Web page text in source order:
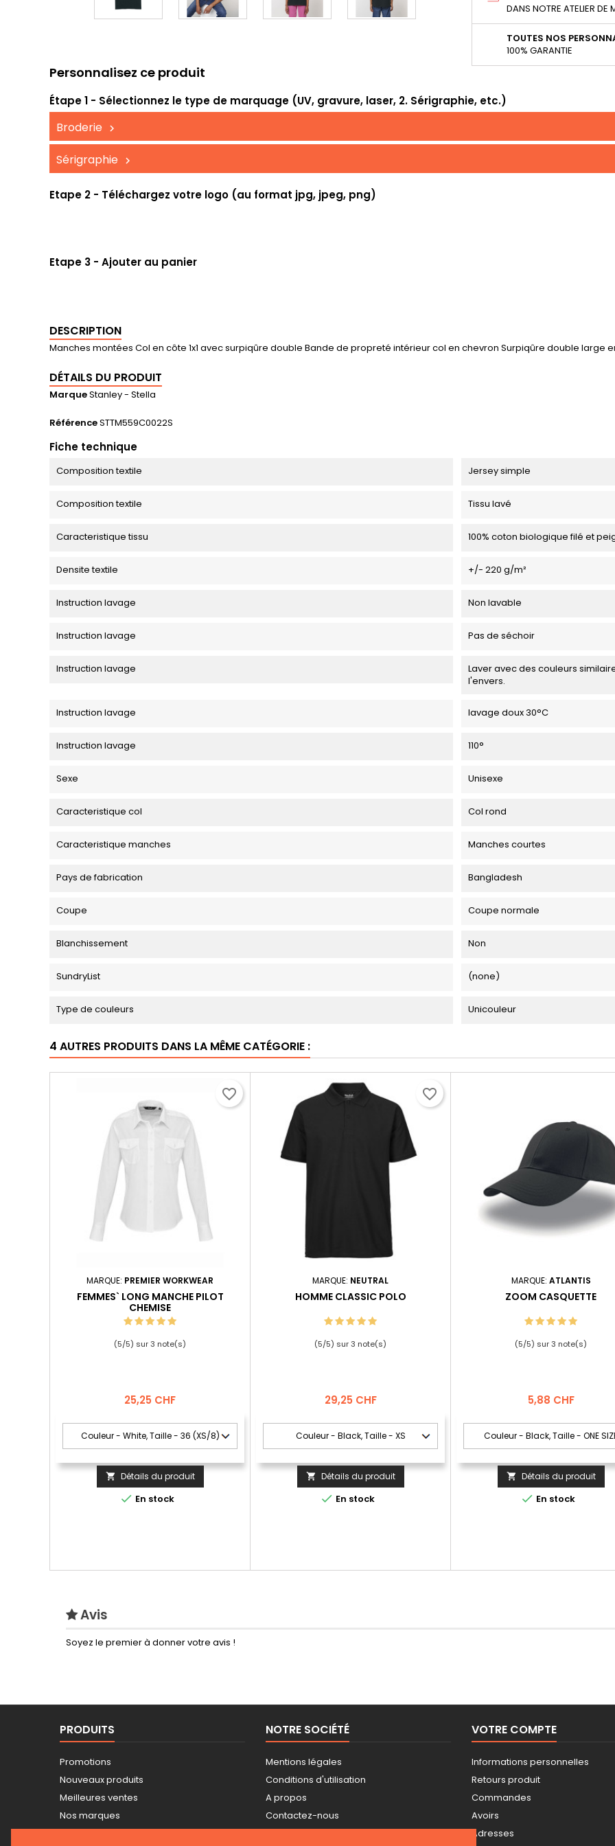
DANS NOTRE ATELIER DE
TOUTES NOS
100% GARANTIE
Personnalisez ce produit
Étape 1 - Sélectionnez le type de marquage (UV, gravure, laser, 2. Sérigraphie, etc.)
Broderie
Sérigraphie
Etape 2 - Téléchargez votre logo (au format jpg, jpeg, png)
Etape 3 - Ajouter au panier
DESCRIPTION
Manches montées Col en côte 1x1 avec surpiqûre double Bande de propreté intérieur col en chevron Surpiqûre double large
DÉTAILS DU PRODUIT
MarqueStanley - Stella
RéférenceSTTM559C0022S
Fiche technique
Composition textile Jersey simple
Composition textile Tissu lavé
Caracteristique tissu 100% coton biologique filé et
Densite textile +/- 220 g/m²
Instruction lavage Non lavable
Instruction lavage Pas de séchoir
Instruction lavage
Laver avec des couleurs
l'envers.
Instruction lavage lavage doux 30°C
Instruction lavage 110°
Sexe Unisexe
Caracteristique col Col rond
Caracteristique manches Manches courtes
Pays de fabrication Bangladesh
Coupe Coupe normale
Blanchissement Non
SundryList (none)
Type de couleurs Unicouleur
4 AUTRES PRODUITS DANS LA MÊME CATÉGORIE :
MARQUE: PREMIER WORKWEAR
FEMMES` LONG MANCHE PILOT
CHEMISE
(5/5) sur3 note(s)
Prix
25,25 CHF
 Détails du produit
 En stock
favorite_border
MARQUE: NEUTRAL
HOMME CLASSIC POLO
(5/5) sur3 note(s)
Prix
29,25 CHF
 Détails du produit
 En stock
favorite_border
MARQUE: ATLANTIS
ZOOM CASQUETTE
(5/5) sur3 note(s)
Prix
5,88 CHF
 Détails du produit
 En stock
Avis
Soyez le premier à donner votre avis !
PRODUITS
Promotions
Nouveaux produits
Meilleures ventes
Nos marques
Tarifs professionnels
NOTRE SOCIÉTÉ
Mentions légales
Conditions d'utilisation
A propos
Contactez-nous
Plan du site
VOTRE COMPTE
Informations personnelles
Retours produit
Commandes
Avoirs
Adresses